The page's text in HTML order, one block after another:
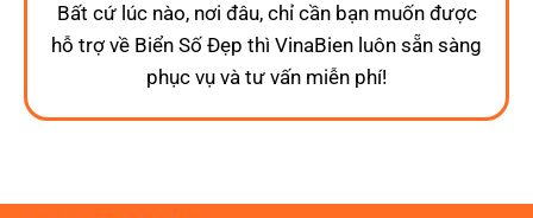
Bất cứ lúc nào, nơi đâu, chỉ cần bạn muốn được
hỗ trợ về Biển Số Đẹp thì VinaBien luôn sẵn sàng
phục vụ và tư vấn miễn phí!